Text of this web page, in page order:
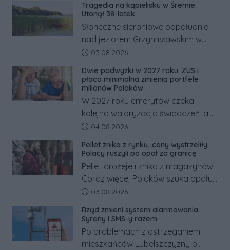
Tragedia na kąpielisku w Śremie.
Utonął 38-latek
Słoneczne sierpniowe popołudnie
nad jeziorem Grzymisławskim w
powiecie śremskim zakończyło się
odwrócić nawet natychmiastowe
działania służb ratunkowych.
Data dodania artykułu:
03.08.2026
Dwie podwyżki w 2027 roku. ZUS i
płaca minimalna zmienią portfele
milionów Polaków
W 2027 roku emerytów czeka
kolejna waloryzacja świadczeń, a
pracowników podwyżka płacy
tym zmianom zyskają.
Data dodania artykułu:
04.08.2026
Pellet znika z rynku, ceny wystrzeliły.
Polacy ruszyli po opał za granicę
Pellet drożeje i znika z magazynów.
Coraz więcej Polaków szuka opału
za granicą, gdzie bywa nawet
Co się dzieje?
Data dodania artykułu:
03.08.2026
Rząd zmieni system alarmowania.
Syreny i SMS-y razem
Po problemach z ostrzeganiem
mieszkańców Lubelszczyzny o